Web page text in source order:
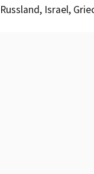
Russland, Israel,